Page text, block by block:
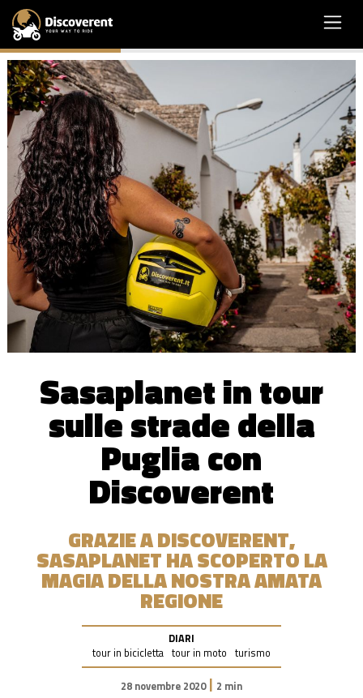
Sasaplanet in tour
sulle strade della
Puglia con
Discoverent
GRAZIE A DISCOVERENT,
SASAPLANET HA SCOPERTO LA
MAGIA DELLA NOSTRA AMATA
REGIONE
DIARI
tour in bicicletta tour in moto turismo
28 novembre 2020| 2 min